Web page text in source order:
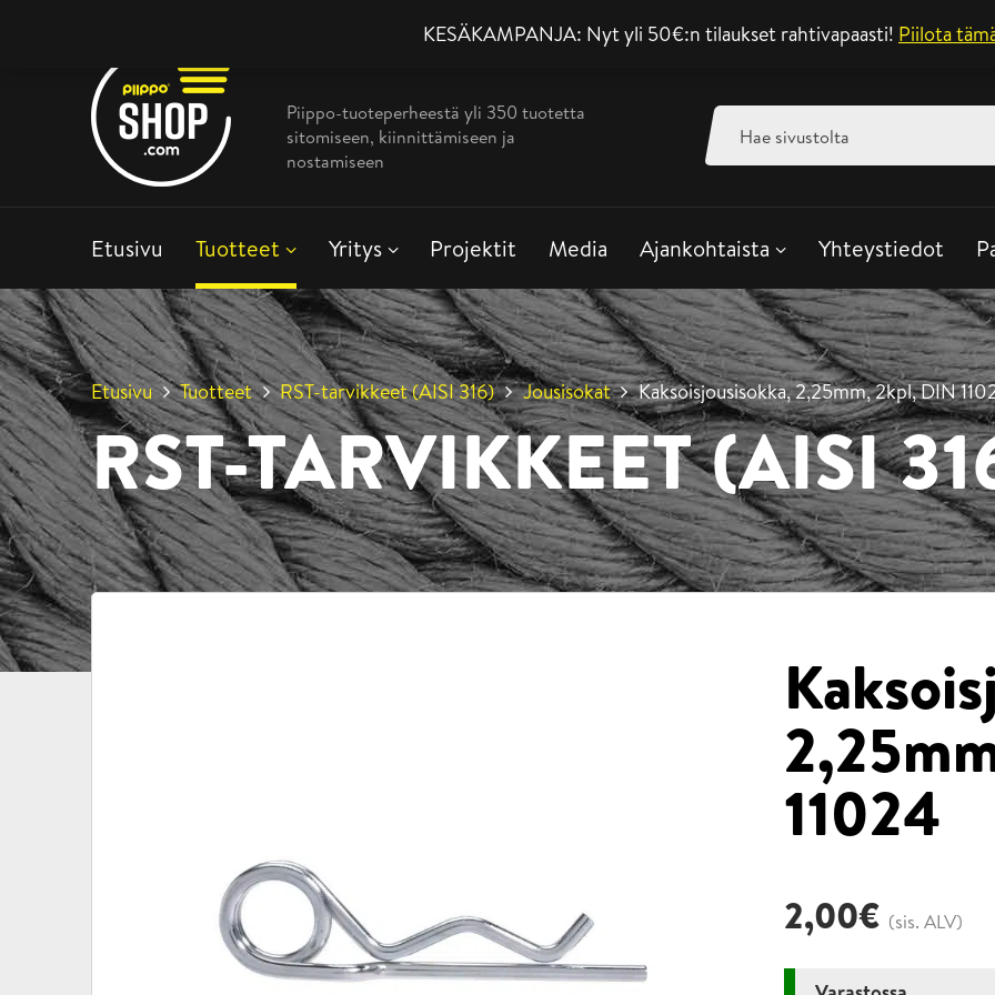
KESÄKAMPANJA: Nyt yli 50€:n tilaukset rahtivapaasti! Piilota
Asiakaspalvelu
Piippo-tuoteperheestä yli 350 tuotetta
sitomiseen, kiinnittämiseen ja
nostamiseen
Haku:
Etusivu Tuotteet Yritys Projektit Media Ajankohtaista Yhteystiedot
Etusivu Tuotteet RST-tarvikkeet (AISI 316) Jousisokat Kaksoisjousisokka, 2,25mm, 2kpl,
RST-TARVIKKEET (AISI
11024
2,00€ (sis. ALV)